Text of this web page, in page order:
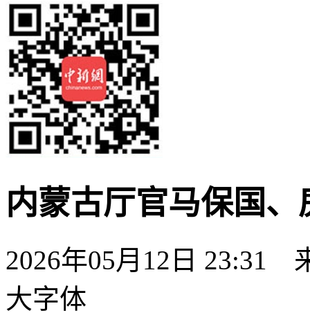
内蒙古厅官马保国
2026年05月12日 23:31
大字体